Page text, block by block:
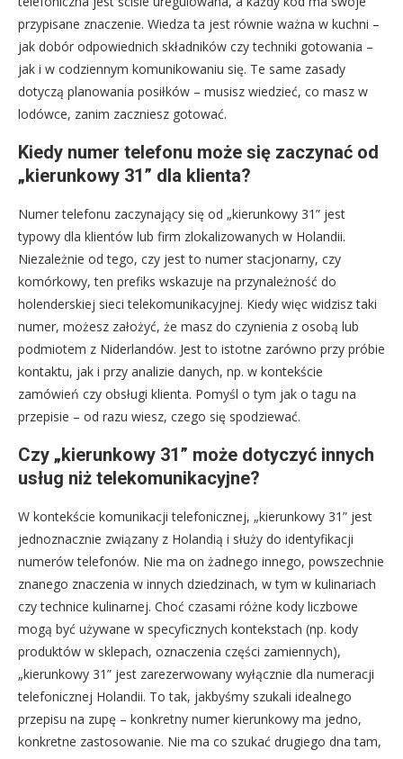
przypisane znaczenie. Wiedza ta jest równie ważna w kuchni –
jak dobór odpowiednich składników czy techniki gotowania –
jak i w codziennym komunikowaniu się. Te same zasady
dotyczą planowania posiłków – musisz wiedzieć, co masz w
lodówce, zanim zaczniesz gotować.
Kiedy numer telefonu może się zaczynać od
„kierunkowy 31” dla klienta?
Numer telefonu zaczynający się od „kierunkowy 31” jest
typowy dla klientów lub firm zlokalizowanych w Holandii.
Niezależnie od tego, czy jest to numer stacjonarny, czy
komórkowy, ten prefiks wskazuje na przynależność do
holenderskiej sieci telekomunikacyjnej. Kiedy więc widzisz taki
numer, możesz założyć, że masz do czynienia z osobą lub
podmiotem z Niderlandów. Jest to istotne zarówno przy próbie
kontaktu, jak i przy analizie danych, np. w kontekście
zamówień czy obsługi klienta. Pomyśl o tym jak o tagu na
przepisie – od razu wiesz, czego się spodziewać.
Czy „kierunkowy 31” może dotyczyć innych
usług niż telekomunikacyjne?
W kontekście komunikacji telefonicznej, „kierunkowy 31” jest
jednoznacznie związany z Holandią i służy do identyfikacji
numerów telefonów. Nie ma on żadnego innego, powszechnie
znanego znaczenia w innych dziedzinach, w tym w kulinariach
czy technice kulinarnej. Choć czasami różne kody liczbowe
mogą być używane w specyficznych kontekstach (np. kody
produktów w sklepach, oznaczenia części zamiennych),
„kierunkowy 31” jest zarezerwowany wyłącznie dla numeracji
telefonicznej Holandii. To tak, jakbyśmy szukali idealnego
przepisu na zupę – konkretny numer kierunkowy ma jedno,
konkretne zastosowanie. Nie ma co szukać drugiego dna tam,